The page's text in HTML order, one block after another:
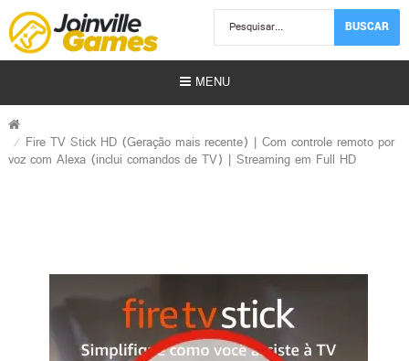
BUSCAR
MENU
Fire TV Stick HD (Geração mais recente) | Com controle remoto por
voz com Alexa (inclui comandos de TV) | Streaming em Full HD